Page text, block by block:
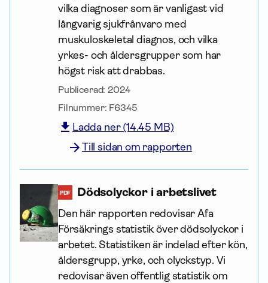
vilka diagnoser som är vanligast vid
långvarig sjukfrånvaro med
muskuloskeletal diagnos, och vilka
yrkes- och åldersgrupper som har
högst risk att drabbas.
Publicerad:2024
Filnummer: F6345
Ladda ner (14.45 MB)
Till sidan om rapporten
PDF Dödsolyckor i arbetslivet
Den här rapporten redovisar Afa
Försäkrings statistik över dödsolyckor i
arbetet. Statistiken är indelad efter kön,
åldersgrupp, yrke, och olyckstyp. Vi
redovisar även offentlig statistik om